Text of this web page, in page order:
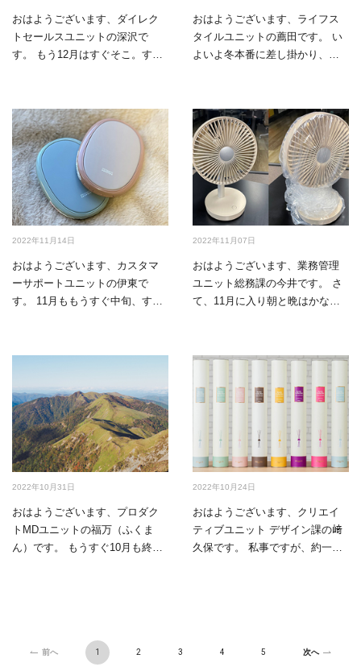
おはようございます、ダイレク
トセールスユニットの深沢で
す。 もう12月はすぐそこ。すっ
おはようございます、ライフス
タイルユニットの薦田です。 い
よいよ冬本番に差し掛かり、朝
2022年11月14日
おはようございます、カスタマ
ーサポートユニットの伊東で
す。 11月ももうすぐ中旬、すっ
2022年11月07日
おはようございます、業務管理
ユニット総務課の今井です。 さ
て、11月に入り朝と晩はかなり
2022年10月31日
おはようございます、プロダク
トMDユニットの福万（ふくま
ん）です。 もうすぐ10月も終わ
2022年10月24日
おはようございます、クリエイ
ティブユニット デザイン課の﨑
久保です。 私事ですが、約一か
前へ 1 2 3 4 5 次へ